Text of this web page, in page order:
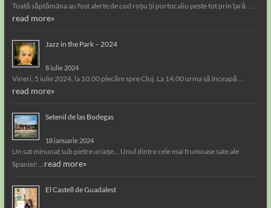
Toată săptămâna au fost alerte de cod roșu și portocaliu peste tot prin țară. …
read more»
Jazz in the Park – 2024
8 iulie 2024
Vineri, 5 iulie 2024, la 10.00 plecăm spre Cluj. La 14.00 urma să înceapă …
read more»
Setenil de las Bodegas
18 ianuarie 2024
Un sat minunat sub pietre uriașe… Unul dintre cele mai frumoase sate ale
Spaniei! … read more»
El Castell de Guadalest